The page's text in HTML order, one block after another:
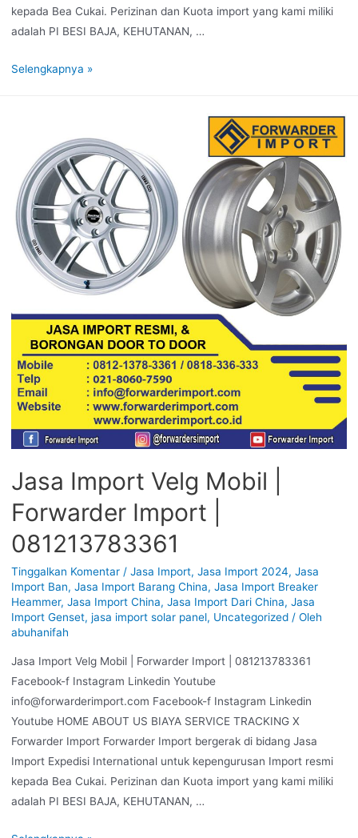
kepada Bea Cukai. Perizinan dan Kuota import yang kami miliki
adalah PI BESI BAJA, KEHUTANAN, …
Selengkapnya »
Jasa Import Velg Mobil |
Forwarder Import |
081213783361
Tinggalkan Komentar / Jasa Import, Jasa Import 2024, Jasa
Import Ban, Jasa Import Barang China, Jasa Import Breaker
Heammer, Jasa Import China, Jasa Import Dari China, Jasa
Import Genset, jasa import solar panel, Uncategorized/ Oleh
abuhanifah
Jasa Import Velg Mobil | Forwarder Import | 081213783361
Facebook-f Instagram Linkedin Youtube
info@forwarderimport.com Facebook-f Instagram Linkedin
Youtube HOME ABOUT US BIAYA SERVICE TRACKING X
Forwarder Import Forwarder Import bergerak di bidang Jasa
Import Expedisi International untuk kepengurusan Import resmi
kepada Bea Cukai. Perizinan dan Kuota import yang kami miliki
adalah PI BESI BAJA, KEHUTANAN, …